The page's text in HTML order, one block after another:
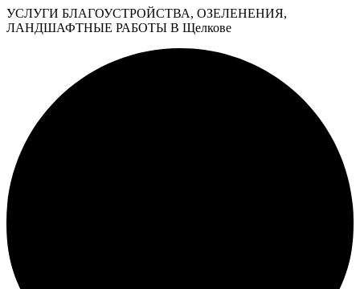
УСЛУГИ БЛАГОУСТРОЙСТВА, ОЗЕЛЕНЕНИЯ,
ЛАНДШАФТНЫЕ РАБОТЫ В Щелкове